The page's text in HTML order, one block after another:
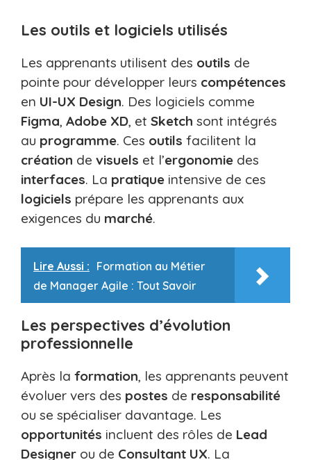
Les outils et logiciels utilisés
Les apprenants utilisent des outils de
pointe pour développer leurs compétences
en UI-UX Design. Des logiciels comme
Figma, Adobe XD, et Sketch sont intégrés
au programme. Ces outils facilitent la
création de visuels et l’ergonomie des
interfaces. La pratique intensive de ces
logiciels prépare les apprenants aux
exigences du marché.
Lire Aussi : Formation au Métier
de Manager Agile : Tout Savoir
Les perspectives d’évolution
professionnelle
Après la formation, les apprenants peuvent
évoluer vers des postes de responsabilité
ou se spécialiser davantage. Les
opportunités incluent des rôles de Lead
Designer ou de Consultant UX. La